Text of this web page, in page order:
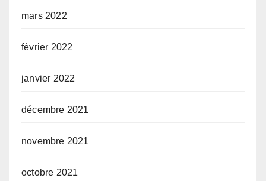
mars 2022
février 2022
janvier 2022
décembre 2021
novembre 2021
octobre 2021